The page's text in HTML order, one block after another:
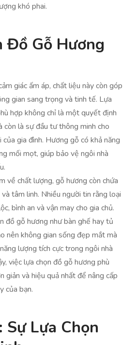
khó phai.
Đồ Gỗ Hương
giác ấm áp, chất liệu này còn góp
gian sang trọng và tinh tế. Lựa
hợp không chỉ là một quyết định
còn là sự đầu tư thông minh cho
gia đình. Hương gỗ có khả năng
mối mọt, giúp bảo vệ ngôi nhà
về chất lượng, gỗ hương còn chứa
tâm linh. Nhiều người tin rằng loại
bình an và vận may cho gia chủ.
đồ gỗ hương như bàn ghế hay tủ
nên không gian sống đẹp mắt mà
lượng tích cực trong ngôi nhà
việc lựa chọn đồ gỗ hương phù
giản và hiệu quả nhất để nâng cấp
của bạn.
Sự Lựa Chọn